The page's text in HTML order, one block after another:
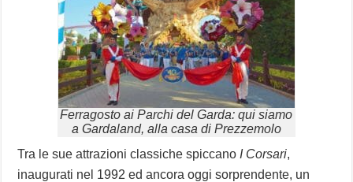
Ferragosto ai Parchi del Garda: qui siamo
a Gardaland, alla casa di Prezzemolo
Tra le sue attrazioni classiche spiccano I Corsari,
inaugurati nel 1992 ed ancora oggi sorprendente, un